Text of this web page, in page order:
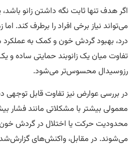
هدف تنها ثابت نگه داشتن زانو باشد، یک
نیاز برخی افراد را برطرف کند. اما
بهبود گردش خون و کمک به عملکرد
میان یک زانوبند حمایتی ساده و یک
محسوس‌تر می‌شود.
بررسی عوارض نیز تفاوت قابل توجهی دیده
بیشتر با مشکلاتی مانند فشار بیش
حرکت یا اختلال در گردش خون
در مقابل، واکنش‌های گزارش‌شده